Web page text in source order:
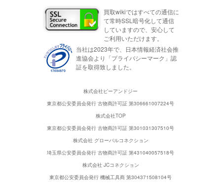
買取wikiではすべての通信に
て常時SSL暗号化して通信
していますので、安心して
ご利用いただけます。
当社は2023年で、日本情報経済社会推
進協会より「プライバシーマーク」認
証を取得致しました。
株式会社ピーアンドジー
東京都公安委員会発行 古物商許可証 第306661007224号
株式会社TOP
東京都公安委員会発行 古物商許可証 第301031307510号
株式会社 グローバルコネクション
埼玉県公安委員会発行 古物商許可証 第431040057518号
株式会社 JCコネクション
東京都公安委員会発行 機械工具商 第304371508104号